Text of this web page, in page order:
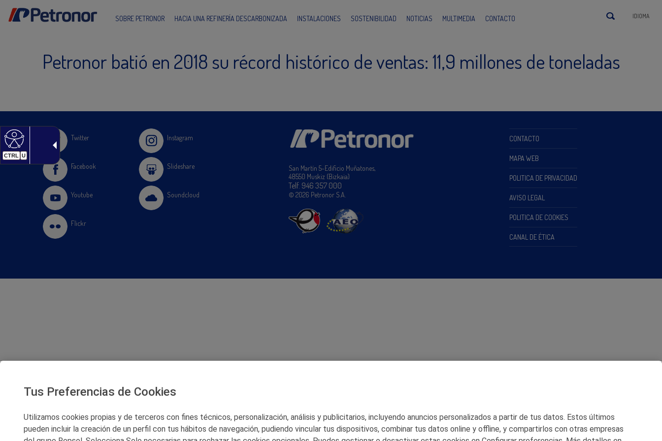
CTRL U
SOBRE PETRONOR HACIA UNA REFINERÍA DESCARBONIZADA INSTALACIONES SOSTENIBILIDAD NOTICIAS MULTIMEDIA CONTACTO IDIOMA
Petronor batió en 2018 su récord histórico de ventas: 11,9 millones de toneladas
Twitter
Facebook
Youtube
Flickr
Instagram
Slideshare
Soundcloud
San Martín 5-Edificio Muñatones,
48550 Muskiz (Bizkaia)
Telf. 946 357 000
© 2026 Petronor S.A.
CONTACTO
MAPA WEB
POLITICA DE PRIVACIDAD
AVISO LEGAL
POLITICA DE COOKIES
CANAL DE ÉTICA
Tus Preferencias de Cookies
Utilizamos cookies propias y de terceros con fines técnicos, personalización, análisis y publicitarios, incluyendo anuncios personalizados a partir de tus datos. Estos últimos
pueden incluir la creación de un perfil con tus hábitos de navegación, pudiendo vincular tus dispositivos, combinar tus datos online y offline, y compartirlos con otras empresas